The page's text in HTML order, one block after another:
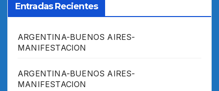
Entradas Recientes
ARGENTINA-BUENOS AIRES-
MANIFESTACION
ARGENTINA-BUENOS AIRES-
MANIFESTACION